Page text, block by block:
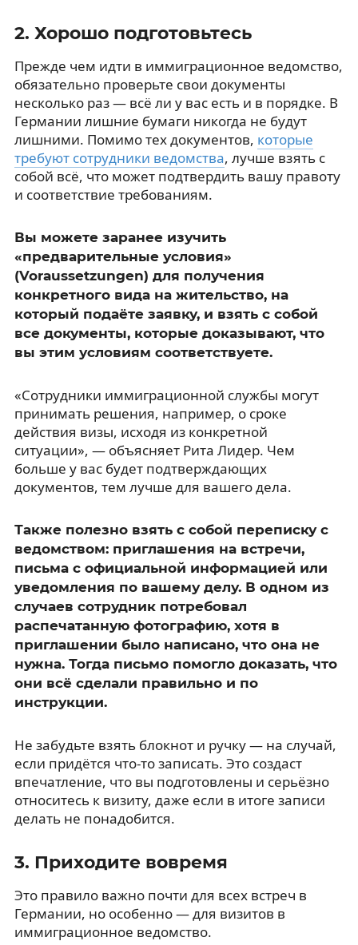
2. Хорошо подготовьтесь
Прежде чем идти в иммиграционное ведомство,
обязательно проверьте свои документы
несколько раз — всё ли у вас есть и в порядке. В
Германии лишние бумаги никогда не будут
лишними. Помимо тех документов, которые
требуют сотрудники ведомства, лучше взять с
собой всё, что может подтвердить вашу правоту
и соответствие требованиям.
Вы можете заранее изучить
«предварительные условия»
(Voraussetzungen) для получения
конкретного вида на жительство, на
который подаёте заявку, и взять с собой
все документы, которые доказывают, что
вы этим условиям соответствуете.
«Сотрудники иммиграционной службы могут
принимать решения, например, о сроке
действия визы, исходя из конкретной
ситуации», — объясняет Рита Лидер. Чем
больше у вас будет подтверждающих
документов, тем лучше для вашего дела.
Также полезно взять с собой переписку с
ведомством: приглашения на встречи,
письма с официальной информацией или
уведомления по вашему делу. В одном из
случаев сотрудник потребовал
распечатанную фотографию, хотя в
приглашении было написано, что она не
нужна. Тогда письмо помогло доказать, что
они всё сделали правильно и по
инструкции.
Не забудьте взять блокнот и ручку — на случай,
если придётся что-то записать. Это создаст
впечатление, что вы подготовлены и серьёзно
относитесь к визиту, даже если в итоге записи
делать не понадобится.
3. Приходите вовремя
Это правило важно почти для всех встреч в
Германии, но особенно — для визитов в
иммиграционное ведомство.